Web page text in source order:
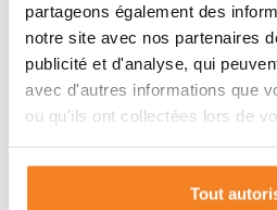
partageons également des
notre site avec nos partenaires
publicité et d'analyse, qui
avec d'autres informations que
ou qu'ils ont collectées lors de
Tout
Depuis 50 ans, nous vous
projets de vie dans le Sud-